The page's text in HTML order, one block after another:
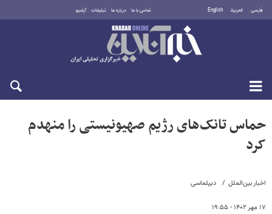
فارسی العربية English تماس با ما درباره ما تبلیغات آرشیو
جمعه ۱۶ مرداد ۱۴۰۵
اخبار بین‌الملل دیپلماسی
۱۷ مهر ۱۴۰۲ - ۱۹:۵۵
حماس تانک‌های رژیم صهیونیستی را منهدم
کرد